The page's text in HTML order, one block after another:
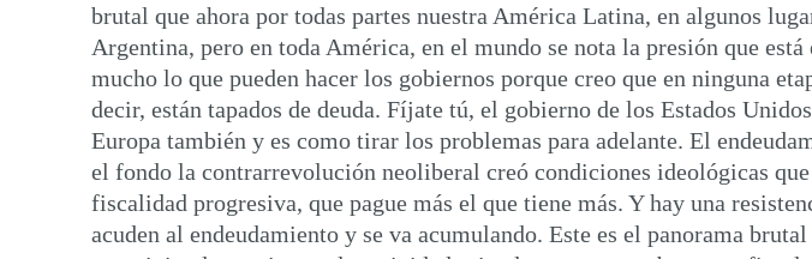
brutal que ahora por todas partes nuestra América Latina, en algunos
Argentina, pero en toda América, en el mundo se nota la presión que
mucho lo que pueden hacer los gobiernos porque creo que en ninguna
decir, están tapados de deuda. Fíjate tú, el gobierno de los Estados
Europa también y es como tirar los problemas para adelante. El
el fondo la contrarrevolución neoliberal creó condiciones ideológicas
fiscalidad progresiva, que pague más el que tiene más. Y hay una
acuden al endeudamiento y se va acumulando. Este es el panorama